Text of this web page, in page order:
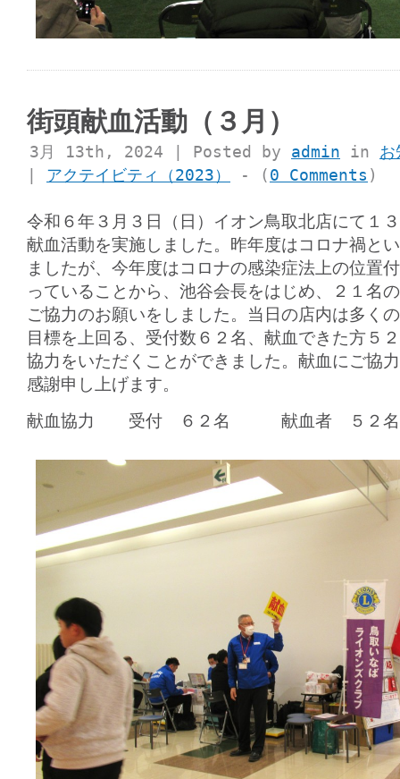
街頭献血活動（３月）
3月 13th, 2024 | Posted by admin in お
アクテイビティ（2023） - (0 Comments )
令和６年３月３日（日）イオン鳥取北店にて１
献血活動を実施しました。昨年度はコロナ禍と
ましたが、今年度はコロナの感染症法上の位置
っていることから、池谷会長をはじめ、２１名
ご協力のお願いをしました。当日の店内は多く
目標を上回る、受付数６２名、献血できた方５
協力をいただくことができました。献血にご協
感謝申し上げます。
献血協力 受付 ６２名 献血者 ５２名